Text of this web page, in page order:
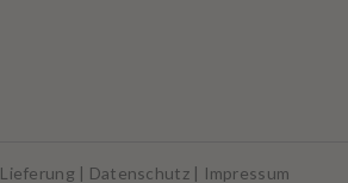
Lieferung | Datenschutz| Impressum